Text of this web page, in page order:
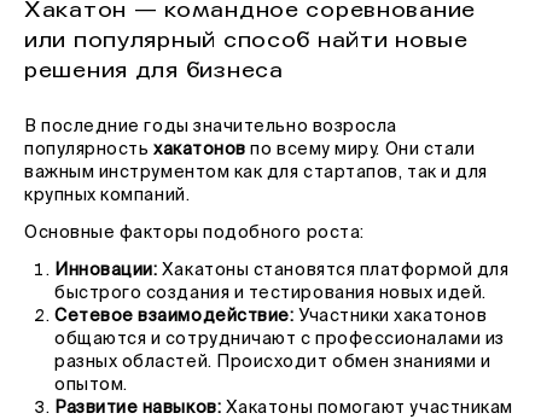
Хакатон — командное соревнование
или популярный способ найти новые
решения для бизнеса
В последние годы значительно возросла
популярностьхакатонов по всему миру. Они стали
важным инструментом как для стартапов, так и для
крупных компаний.
Основные факторы подобного роста:
Инновации: Хакатоны становятся платформой для
быстрого создания и тестирования новых идей.
Сетевое взаимодействие: Участники хакатонов
общаются и сотрудничают с профессионалами из
разных областей. Происходит обмен знаниями и
опытом.
Развитие навыков: Хакатоны помогают участникам